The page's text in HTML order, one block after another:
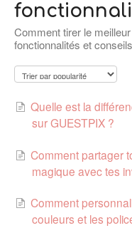
Comment tirer le
fonctionnalités et
Quelle est la
sur GUESTPIX ?
Comment partager
magique avec tes
Comment
couleurs et les